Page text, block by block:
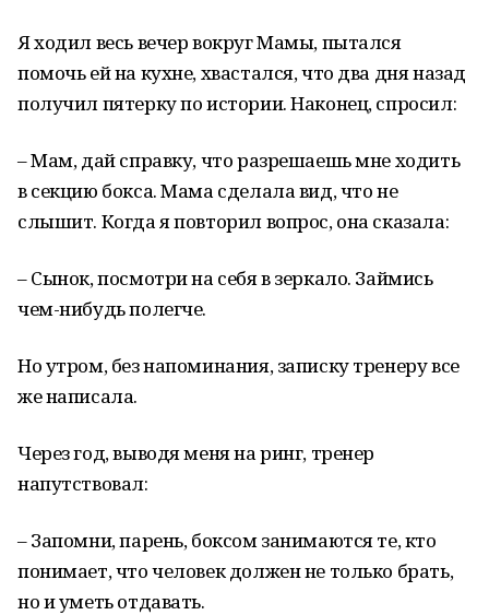
Я ходил весь вечер вокруг Мамы, пытался
помочь ей на кухне, хвастался, что два дня назад
получил пятерку по истории. Наконец, спросил:
– Мам, дай справку, что разрешаешь мне ходить
в секцию бокса. Мама сделала вид, что не
слышит. Когда я повторил вопрос, она сказала:
– Сынок, посмотри на себя в зеркало. Займись
чем-нибудь полегче.
Но утром, без напоминания, записку тренеру все
же написала.
Через год, выводя меня на ринг, тренер
напутствовал:
– Запомни, парень, боксом занимаются те, кто
понимает, что человек должен не только брать,
но и уметь отдавать.